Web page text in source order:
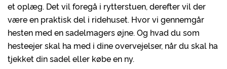
et oplæg. Det vil foregå i rytterstuen, derefter vil der
være en praktisk del i ridehuset. Hvor vi gennemgår
hesten med en sadelmagers øjne. Og hvad du som
hesteejer skal ha med i dine overvejelser, når du skal ha
tjekket din sadel eller købe en ny.